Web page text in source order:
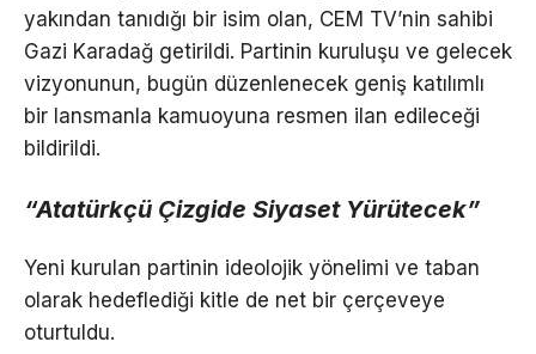
yakından tanıdığı bir isim olan, CEM TV’nin sahibi
Gazi Karadağ getirildi. Partinin kuruluşu ve gelecek
vizyonunun, bugün düzenlenecek geniş katılımlı
bir lansmanla kamuoyuna resmen ilan edileceği
bildirildi.
“Atatürkçü Çizgide Siyaset Yürütecek”
Yeni kurulan partinin ideolojik yönelimi ve taban
olarak hedeflediği kitle de net bir çerçeveye
oturtuldu.